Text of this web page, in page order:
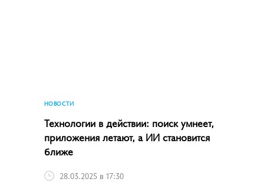
НОВОСТИ
Технологии в действии: поиск умнеет,
приложения летают, а ИИ становится
ближе
28.03.2025 в 17:30